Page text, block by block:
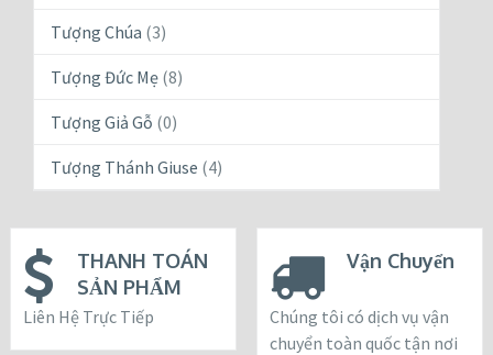
Tượng Chúa (3)
Tượng Đức Mẹ (8)
Tượng Giả Gỗ (0)
Tượng Thánh Giuse (4)
THANH TOÁN
SẢN PHẨM
Liên Hệ Trực Tiếp
Vận Chuyển
Chúng tôi có dịch vụ vận
chuyển toàn quốc tận nơi